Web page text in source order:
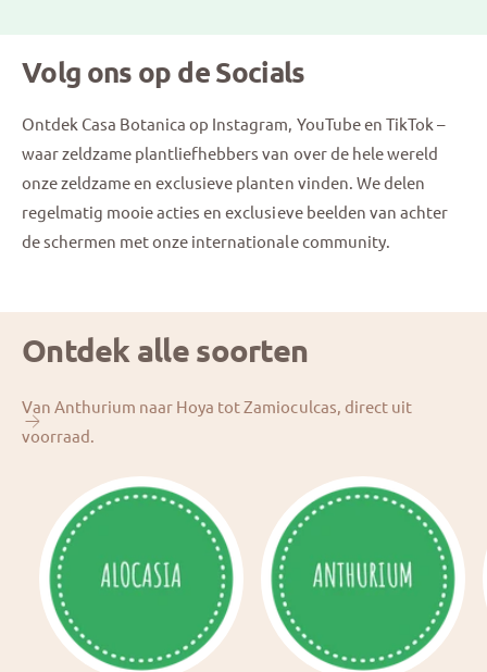
Volg ons op de Socials
Ontdek Casa Botanica op Instagram, YouTube en TikTok –
waar zeldzame plantliefhebbers van over de hele wereld
onze zeldzame en exclusieve planten vinden. We delen
regelmatig mooie acties en exclusieve beelden van achter
de schermen met onze internationale community.
Ontdek alle soorten
Van Anthurium naar Hoya tot Zamioculcas, direct uit
voorraad.